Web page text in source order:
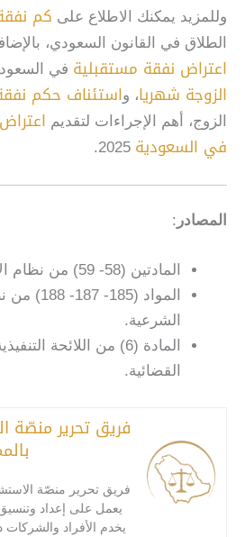
وللمزيد يمكنك الاطلاع على كم
الطلاق في القانون السعودي،
اعتراض نفقة مستقبلية في
الزوجة شهريا، واستئناف حكم
الزوج، أهم الإجراءات لتقديم
في السعودية
المصادر :
المادتين (58- 59) من نظام الأحوال الشخصية.
المواد
الشرعية.
المادة (6) من اللائحة
القضائية.
فريق تحرير منصّة
فريق تحرير منصّة
يعمل على إعداد
يخدم الأفراد